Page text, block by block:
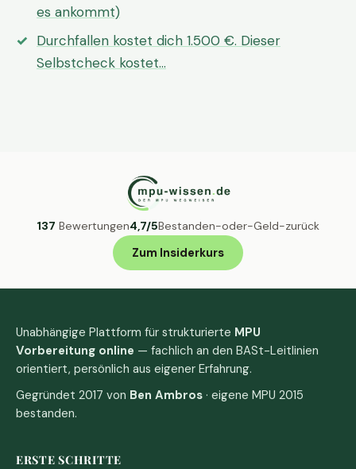
es ankommt)
Durchfallen kostet dich 1.500 €. Dieser
Selbstcheck kostet…
137 Bewertungen4,7/5Bestanden-oder-Geld-zurück
Zum Insiderkurs
Unabhängige Plattform für strukturierte MPU
Vorbereitung online — fachlich an den BASt-Leitlinien
orientiert, persönlich aus eigener Erfahrung.
Gegründet 2017 von Ben Ambros · eigene MPU 2015
bestanden.
ERSTE SCHRITTE